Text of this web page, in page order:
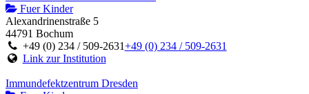
Fuer Kinder
Alexandrinenstraße 5
44791 Bochum
+49 (0) 234 / 509-2631+49 (0) 234 / 509-2631
Link zur Institution
Immundefektzentrum Dresden